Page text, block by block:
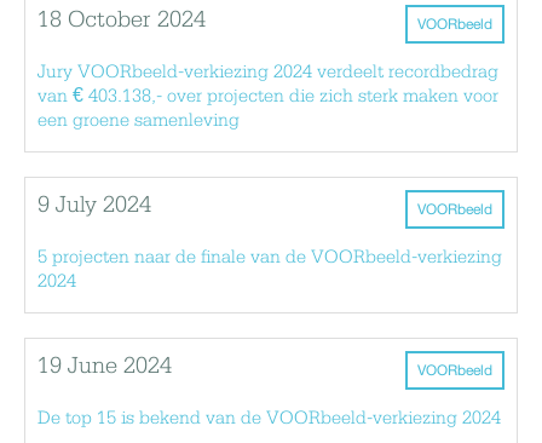
VOORbeeld
18 October 2024
Jury VOORbeeld-verkiezing 2024 verdeelt recordbedrag
van € 403.138,- over projecten die zich sterk maken voor
een groene samenleving
VOORbeeld
9 July 2024
5 projecten naar de finale van de VOORbeeld-verkiezing
2024
VOORbeeld
19 June 2024
De top 15 is bekend van de VOORbeeld-verkiezing 2024